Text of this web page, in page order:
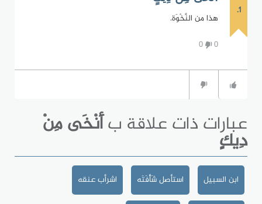
1.
هذا من النَّخْوَة.
0
0
عبارات ذات علاقة بأَنْخَى مِنْ
دِيكٍ
ابن السبيل استأصل شَأْفَتَه اشرأب عنقه